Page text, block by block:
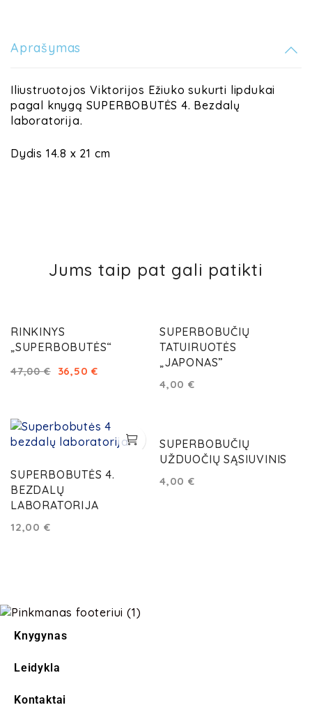
Aprašymas
Iliustruotojos Viktorijos Ežiuko sukurti lipdukai
pagal knygą SUPERBOBUTĖS 4. Bezdalų
laboratorija.
Dydis 14.8 x 21 cm
Jums taip pat gali patikti
RINKINYS
„SUPERBOBUTĖS“
47,00€ 36,50€
SUPERBOBUČIŲ
TATUIRUOTĖS
„JAPONAS”
4,00 €
SUPERBOBUTĖS 4.
BEZDALŲ
LABORATORIJA
12,00 €
SUPERBOBUČIŲ
UŽDUOČIŲ SĄSIUVINIS
4,00 €
Knygynas
Leidykla
Kontaktai